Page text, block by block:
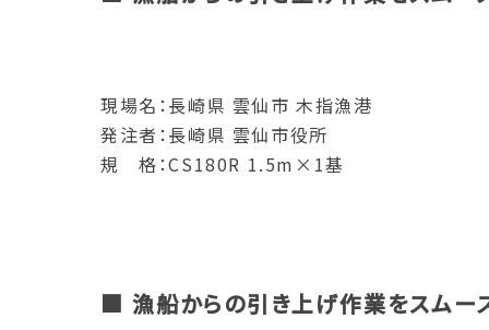
現場名：長崎県 雲仙市 木指漁港
発注者：長崎県 雲仙市役所
規 格：CS180R 1.5m×1基
■ 漁船からの引き上げ作業をスム